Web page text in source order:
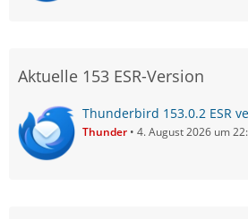
Aktuelle 153 ESR-Version
Thunderbird 153.0.2 ESR
Thunder 4. August 2026 um